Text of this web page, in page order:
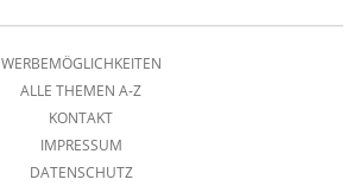
WERBEMÖGLICHKEITEN
ALLE THEMEN A-Z
KONTAKT
IMPRESSUM
DATENSCHUTZ